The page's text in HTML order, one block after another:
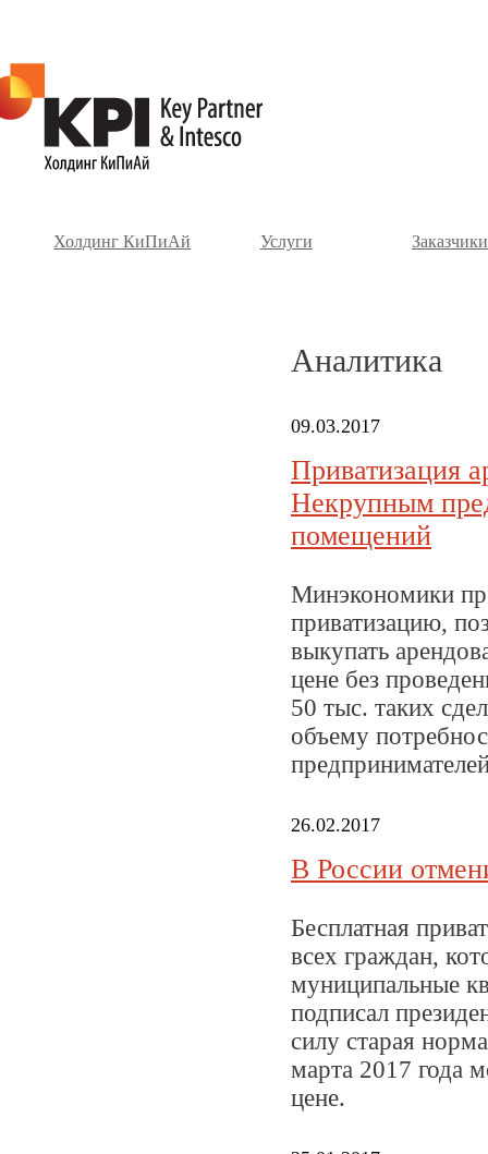
Холдинг КиПиАй Услуги Заказчики
Аналитика
09.03.2017
Приватизация
Некрупным
помещений
Минэкономики
приватизацию,
выкупать
цене без
50 тыс. таких
объему
26.02.2017
В России
Бесплатная
всех граждан,
муниципальные
подписал
силу старая
марта 2017 года
цене.